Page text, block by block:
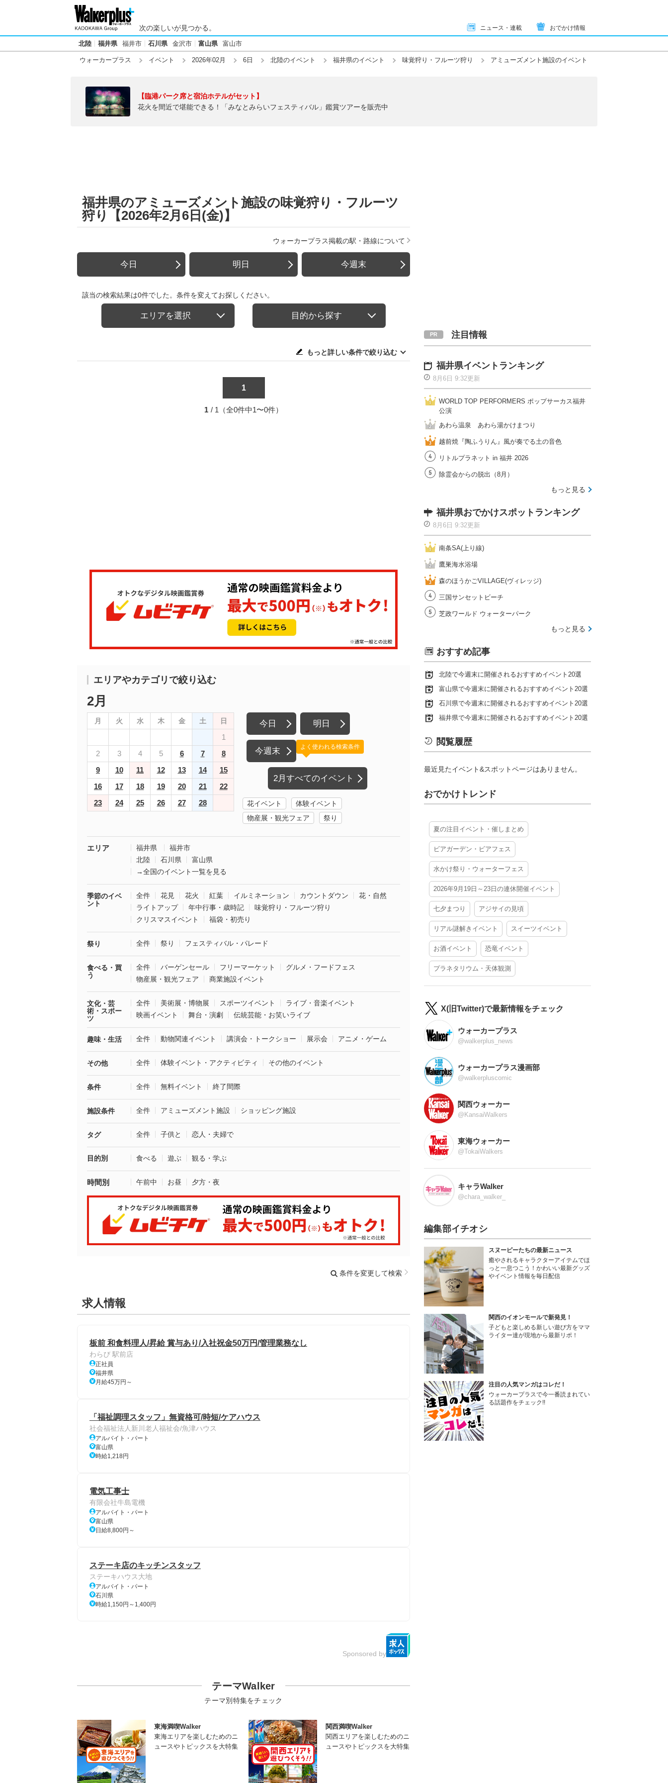
次の楽しいが見つかる。 ニュース・連載 おでかけ情報
北陸 福井県 福井市 石川県 金沢市 富山県 富山市
ウォーカープラス イベント 2026年02月 6日 北陸のイベント 福井県のイベント 味覚狩り・フルーツ狩り アミューズメント施設のイベント
【臨港パーク席と宿泊ホテルがセット】
花火を間近で堪能できる！「みなとみらいフェスティバル」鑑賞ツアーを販売中
福井県のアミューズメント施設の味覚狩り・フルーツ
狩り【2026年2月6日(金)】
ウォーカープラス掲載の駅・路線について
今日 明日 今週末
該当の検索結果は0件でした。条件を変えてお探しください。
エリアを選択 目的から探す
もっと詳しい条件で絞り込む
1
1 / 1（全0件中1〜0件）
エリアやカテゴリで絞り込む
2月
月 火 水 木 金 土 日
1
2
3 4 5 6 7
8
9
10 11 12 13 14
15
16
17 18 19 20 21
22
23
24 25 26 27 28
今日 明日
今週末
2月すべてのイベント
よく使われる検索条件
花イベント
体験イベント
物産展・観光フェア
祭り
エリア 福井県
福井市
北陸
石川県
富山県
→全国のイベント一覧を見る
季節のイベ
ント
全件 花見 花火 紅葉 イルミネーション カウントダウン
花・自然
ライトアップ
年中行事・歳時記
味覚狩り・フルーツ狩り
クリスマスイベント
福袋・初売り
祭り 全件 祭り フェスティバル・パレード
食べる・買
う
全件 バーゲンセール フリーマーケット
グルメ・フードフェス
物産展・観光フェア
商業施設イベント
文化・芸
術・スポー
ツ
全件 美術展・博物展 スポーツイベント
ライブ・音楽イベント
映画イベント
舞台・演劇 伝統芸能・お笑いライブ
趣味・生活 全件 動物関連イベント 講演会・トークショー 展示会 アニメ・ゲーム
その他 全件 体験イベント・アクティビティ その他のイベント
条件 全件 無料イベント 終了間際
施設条件 全件 アミューズメント施設 ショッピング施設
タグ 全件 子供と 恋人・夫婦で
目的別 食べる 遊ぶ 観る・学ぶ
時間別 午前中 お昼 夕方・夜
条件を変更して検索
求人情報
板前 和食料理人/昇給 賞与あり/入社祝金50万円/管理業務なし
わらび 駅前店
正社員
福井県
月給45万円～
「福祉調理スタッフ」無資格可/時短/ケアハウス
社会福祉法人新川老人福祉会/魚津ハウス
アルバイト・パート
富山県
時給1,218円
電気工事士
有限会社牛島電機
アルバイト・パート
富山県
日給8,800円～
ステーキ店のキッチンスタッフ
ステーキハウス大地
アルバイト・パート
石川県
時給1,150円～1,400円
Sponsored by
テーマWalker
テーマ別特集をチェック
東海満喫Walker
東海エリアを楽しむためのニ
ュースやトピックスを大特集
関西満喫Walker
関西エリアを楽しむためのニ
ュースやトピックスを大特集
注目情報
福井県イベントランキング
8月6日 9:32更新
WORLD TOP PERFORMERS ポップサーカス福井
公演
あわら温泉 あわら湯かけまつり
越前焼『陶ふうりん』風が奏でる土の音色
リトルプラネット in 福井 2026
除霊会からの脱出（8月）
もっと見る
福井県おでかけスポットランキング
8月6日 9:32更新
南条SA(上り線)
鷹巣海水浴場
森のほうかごVILLAGE(ヴィレッジ)
三国サンセットビーチ
芝政ワールド ウォーターパーク
もっと見る
おすすめ記事
北陸で今週末に開催されるおすすめイベント20選
富山県で今週末に開催されるおすすめイベント20選
石川県で今週末に開催されるおすすめイベント20選
福井県で今週末に開催されるおすすめイベント20選
閲覧履歴
最近見たイベント&スポットページはありません。
おでかけトレンド
夏の注目イベント・催しまとめ
ビアガーデン・ビアフェス
水かけ祭り・ウォーターフェス
2026年9月19日～23日の連休開催イベント
七夕まつり アジサイの見頃
リアル謎解きイベント スイーツイベント
お酒イベント 恐竜イベント
プラネタリウム・天体観測
X(旧Twitter)で最新情報をチェック
ウォーカープラス
@walkerplus_news
ウォーカープラス漫画部
@walkerpluscomic
関西ウォーカー
@KansaiWalkers
東海ウォーカー
@TokaiWalkers
キャラWalker
@chara_walker_
編集部イチオシ
スヌーピーたちの最新ニュース
癒やされるキャラクターアイテムでほ
っと一息つこう！かわいい最新グッズ
やイベント情報を毎日配信
関西のイオンモールで新発見！
子どもと楽しめる新しい遊び方をママ
ライター達が現地から最新リポ！
注目の人気マンガはコレだ！
ウォーカープラスで今一番読まれてい
る話題作をチェック!!